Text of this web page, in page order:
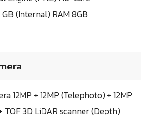
(Internal) RAM 8GB
12MP + 12MP (Telephoto) + 12MP
TOF 3D LiDAR scanner (Depth)